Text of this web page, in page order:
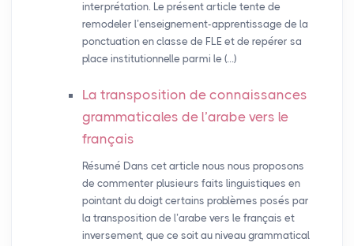
interprétation. Le présent article tente de
remodeler l’enseignement-apprentissage de la
ponctuation en classe de FLE et de repérer sa
place institutionnelle parmi le (…)
La transposition de connaissances
grammaticales de l’arabe vers le
français
Résumé Dans cet article nous nous proposons
de commenter plusieurs faits linguistiques en
pointant du doigt certains problèmes posés par
la transposition de l’arabe vers le français et
inversement, que ce soit au niveau grammatical